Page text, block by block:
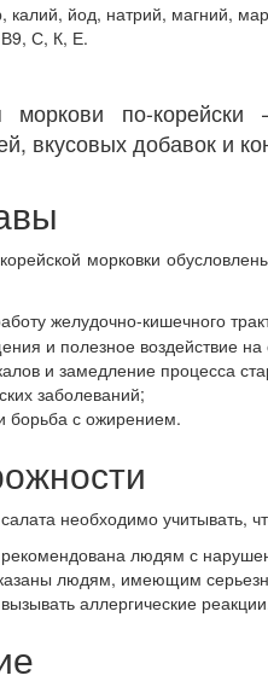
йод, натрий, магний,
С, К, Е.
по-
вкусовых добавок и
морковки
желудочно-кишечного
и полезное воздействие
и замедление процесса
заболеваний;
борьба с ожирением.
необходимо учитывать,
людям с
людям, имеющим
аллергические